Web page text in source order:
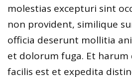
molestias excepturi sint
non provident, similique
officia deserunt mollitia
et dolorum fuga. Et
facilis est et expedita